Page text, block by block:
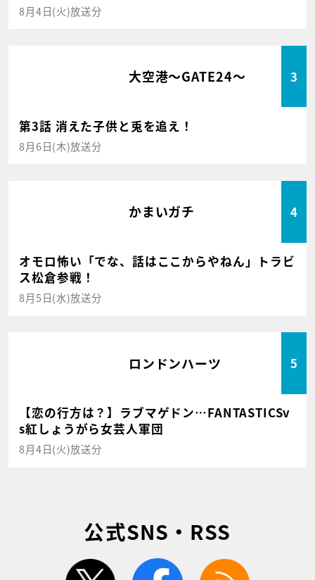
8月4日(火)放送分
大空港～GATE24～ 3
第3話 消えた子供と兎を追え！
8月6日(木)放送分
かまいガチ 4
オモロ怖い「でな、話はここからやねん」トラビ
ス松倉参戦！
8月5日(水)放送分
ロンドンハーツ 5
【恋の行方は？】ラブマゲドン…FANTASTICSv
s紅しょうがら女芸人軍団
8月4日(火)放送分
公式SNS・RSS
twitter facebook